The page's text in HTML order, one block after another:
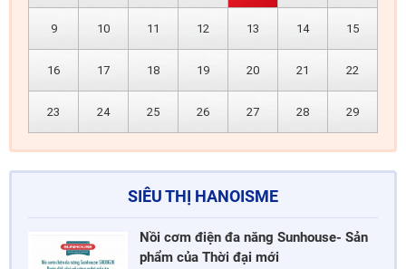
9 10 11 12 13 14 15
16 17 18 19 20 21 22
23 24 25 26 27 28 29
SIÊU THỊ HANOISME
Nồi cơm điện đa năng Sunhouse- Sản
phẩm của Thời đại mới